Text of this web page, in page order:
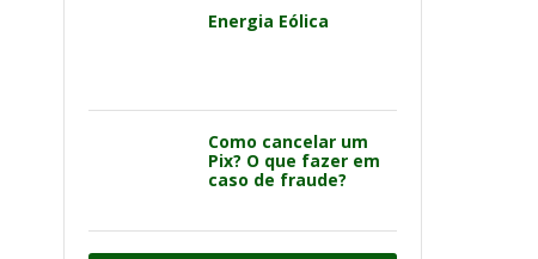
Energia Eólica
Como cancelar um
Pix? O que fazer em
caso de fraude?